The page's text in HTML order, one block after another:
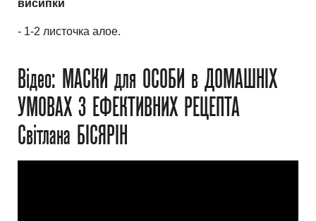
висипки
- 1-2 листочка алое.
Відео: МАСКИ для ОСОБИ в ДОМАШНІХ
УМОВАХ 3 ЕФЕКТИВНИХ РЕЦЕПТА
Світлана БІСЯРІН